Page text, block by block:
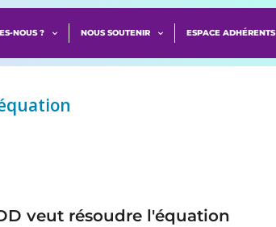
NOUS ? NOUS SOUTENIR ESPACE ADHÉRENTS
veut résoudre l'équation